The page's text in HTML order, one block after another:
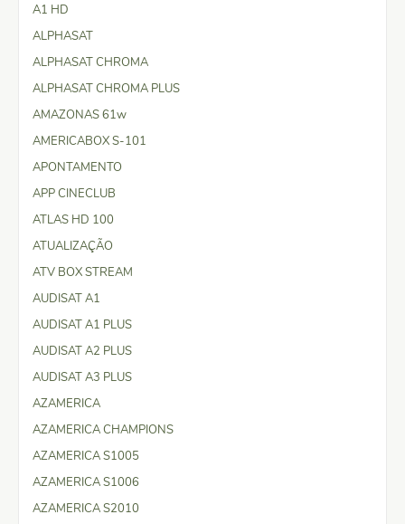
A1 HD
ALPHASAT
ALPHASAT CHROMA
ALPHASAT CHROMA PLUS
AMAZONAS 61w
AMERICABOX S-101
APONTAMENTO
APP CINECLUB
ATLAS HD 100
ATUALIZAÇÃO
ATV BOX STREAM
AUDISAT A1
AUDISAT A1 PLUS
AUDISAT A2 PLUS
AUDISAT A3 PLUS
AZAMERICA
AZAMERICA CHAMPIONS
AZAMERICA S1005
AZAMERICA S1006
AZAMERICA S2010